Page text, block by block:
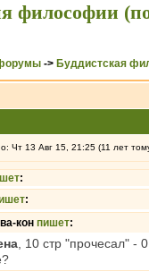
философии
-> Буддистская
Чт 13 Авг 15, 21:25 (11 лет
:
:
кон пишет:
, 10 стр "прочесал" - 0